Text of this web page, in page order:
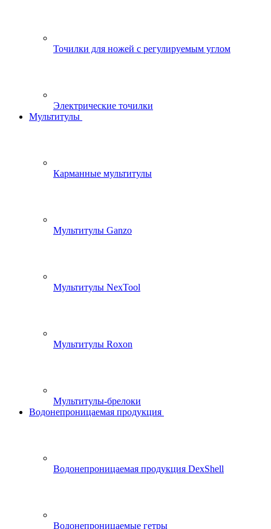
Точилки для ножей с регулируемым углом
Электрические точилки
Мультитулы
Карманные мультитулы
Мультитулы Ganzo
Мультитулы NexTool
Мультитулы Roxon
Мультитулы-брелоки
Водонепроницаемая продукция
Водонепроницаемая продукция DexShell
Водонепроницаемые гетры